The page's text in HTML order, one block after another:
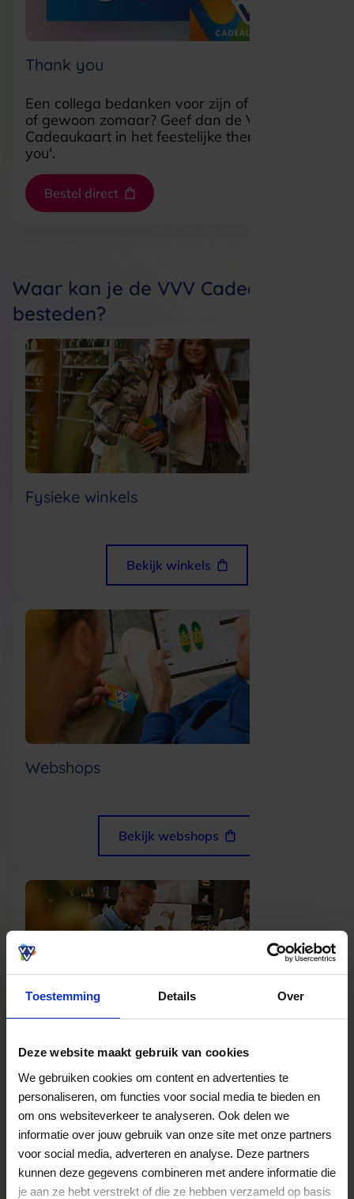
Toestemming Details Over
Deze website maakt gebruik van cookies
We gebruiken cookies om content en advertenties te
personaliseren, om functies voor social media te bieden en
om ons websiteverkeer te analyseren. Ook delen we
informatie over jouw gebruik van onze site met onze partners
voor social media, adverteren en analyse. Deze partners
kunnen deze gegevens combineren met andere informatie die
je aan ze hebt verstrekt of die ze hebben verzameld op basis
Thank you
Een collega bedanken voor zijn of haar inzet
of gewoon zomaar? Geef dan de VVV
Cadeaukaart in het feestelijke thema 'Thank
you'.
Bestel direct
Waar kan je de VVV Cadeaukaart
besteden?
Fysieke winkels
Bekijk winkels
Webshops
Bekijk webshops